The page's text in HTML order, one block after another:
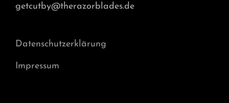
getcutby@therazorblades.de
Datenschutzerklärung
Impressum